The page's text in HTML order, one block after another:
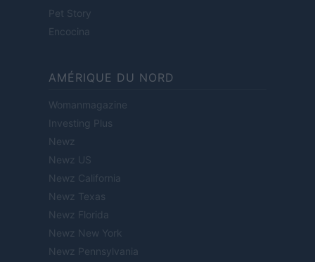
Pet Story
Encocina
AMÉRIQUE DU NORD
Womanmagazine
Investing Plus
Newz
Newz US
Newz California
Newz Texas
Newz Florida
Newz New York
Newz Pennsylvania